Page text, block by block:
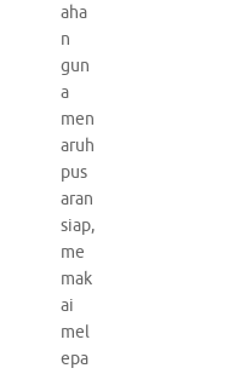
aha
n
gun
a
men
aruh
pus
aran
siap,
me
mak
ai
mel
epa